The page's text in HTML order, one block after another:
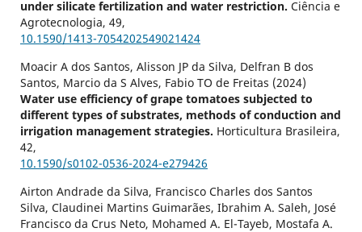
under silicate fertilization and water restriction. Ciência e
Agrotecnologia, 49,
10.1590/1413-7054202549021424
Moacir A dos Santos, Alisson JP da Silva, Delfran B dos
Santos, Marcio da S Alves, Fabio TO de Freitas (2024)
Water use efficiency of grape tomatoes subjected to
different types of substrates, methods of conduction and
irrigation management strategies. Horticultura Brasileira,
42,
10.1590/s0102-0536-2024-e279426
Airton Andrade da Silva, Francisco Charles dos Santos
Silva, Claudinei Martins Guimarães, Ibrahim A. Saleh, José
Francisco da Crus Neto, Mohamed A. El-Tayeb, Mostafa A.